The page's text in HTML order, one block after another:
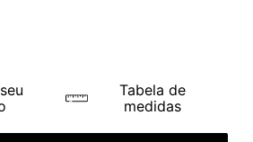
Tabela de
medidas
10º meia masculina